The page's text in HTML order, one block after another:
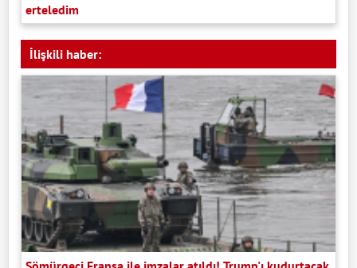
erteledim
İlişkili haber: